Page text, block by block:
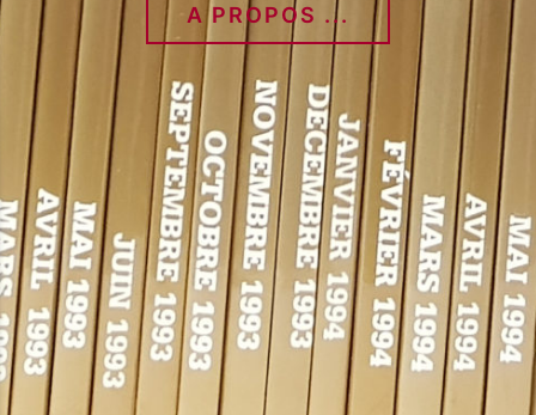
A PROPOS ...